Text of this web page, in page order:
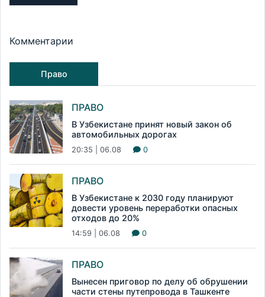
Комментарии
Право
ПРАВО
В Узбекистане принят новый закон об
автомобильных дорогах
20:35 | 06.08 0
ПРАВО
В Узбекистане к 2030 году планируют
довести уровень переработки опасных
отходов до 20%
14:59 | 06.08 0
ПРАВО
Вынесен приговор по делу об обрушении
части стены путепровода в Ташкенте